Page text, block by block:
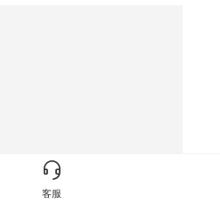
客服